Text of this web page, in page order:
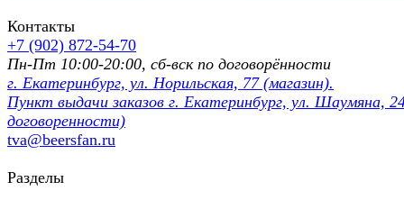
Контакты
+7 (902) 872-54-70
Пн-Пт 10:00-20:00, сб-вск по договорённости
г. Екатеринбург, ул. Норильская, 77 (магазин).
Пункт выдачи заказов г. Екатеринбург, ул. Шаумяна,
договоренности)
tva@beersfan.ru
Разделы